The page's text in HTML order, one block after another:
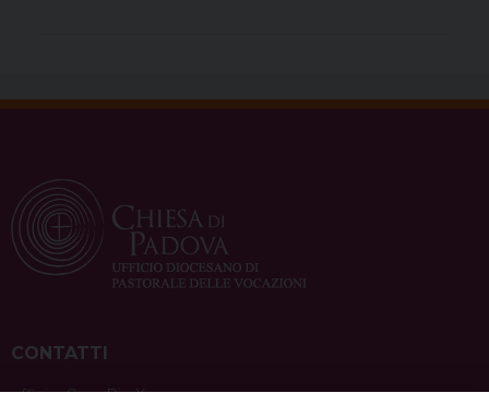
CONTATTI
ufficio: Casa Pio X